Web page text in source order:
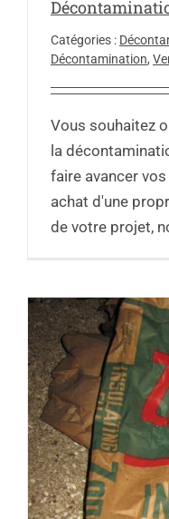
Catégories :
Décontamination,
Vous souhaitez
la
faire avancer
achat d'une
de votre projet,